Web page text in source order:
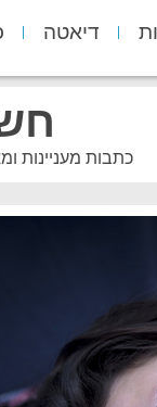
דיאטה
כתבות מעניינות